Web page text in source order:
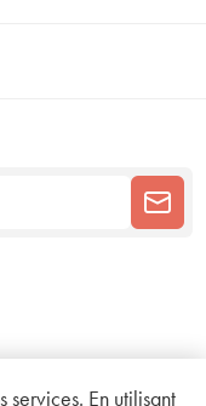
services. En utilisant